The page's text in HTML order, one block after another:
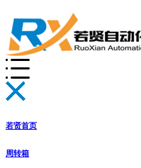
若贤首页
周转箱